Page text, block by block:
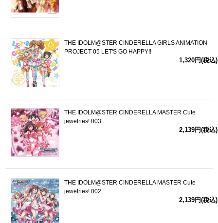
THE IDOLM@STER CINDERELLA GIRLS ANIMATION
PROJECT 05 LET'S GO HAPPY!!
1,320円(税込)
THE IDOLM@STER CINDERELLA MASTER Cute
jewelries! 003
2,139円(税込)
THE IDOLM@STER CINDERELLA MASTER Cute
jewelries! 002
2,139円(税込)